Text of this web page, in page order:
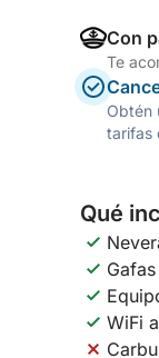
Con
Te
Obtén
tarifas
Qué
WiFi